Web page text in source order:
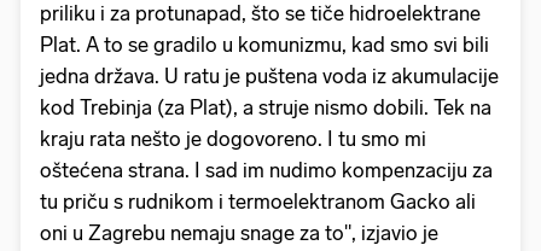
priliku i za protunapad, što se tiče hidroelektrane
Plat. A to se gradilo u komunizmu, kad smo svi bili
jedna država. U ratu je puštena voda iz akumulacije
kod Trebinja (za Plat), a struje nismo dobili. Tek na
kraju rata nešto je dogovoreno. I tu smo mi
oštećena strana. I sad im nudimo kompenzaciju za
tu priču s rudnikom i termoelektranom Gacko ali
oni u Zagrebu nemaju snage za to", izjavio je